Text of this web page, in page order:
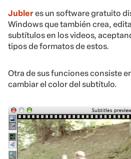
Jubleres un software gratuito
Windows que también crea,
subtítulos en los videos,
tipos de formatos de estos.
Otra de sus funciones consiste
cambiar el color del subtítulo.